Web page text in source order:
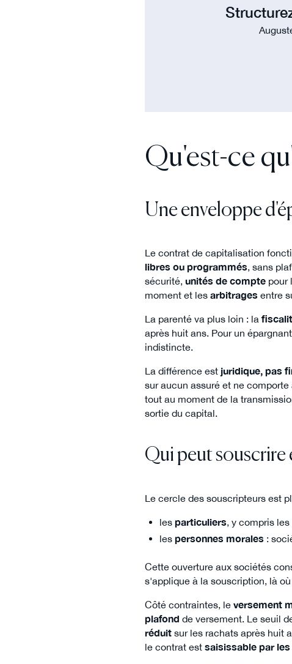
Qu'est-ce
Une enveloppe
Le contrat de capitalisation
libres ou programmés, sans
sécurité,unités de compte pour
moment et lesarbitrages entre
La parenté va plus loin : la
après huit ans. Pour un
indistincte.
La différence est juridique, pas
sur aucun assuré et ne comporte
tout au moment de la
sortie du capital.
Qui peut souscrire
Le cercle des souscripteurs est
lesparticuliers, y compris les
lespersonnes morales :
Cette ouverture aux sociétés
s'applique à la souscription, là
Côté contraintes, leversement
plafond de versement. Le seuil
réduit sur les rachats après huit
le contrat estsaisissable par